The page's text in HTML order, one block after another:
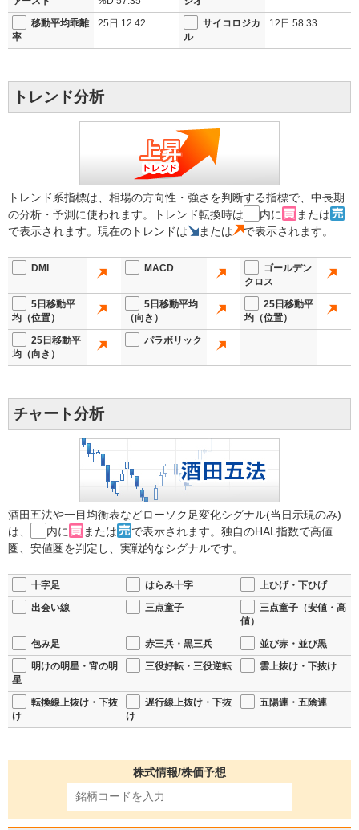
移動平均乖離
率
25日 12.42
サイコロジカ
ル
12日 58.33
トレンド分析
トレンド系指標は、相場の方向性・強さを判断する指標で、中長期
の分析・予測に使われます。トレンド転換時は
内に
または
で表示されます。現在のトレンドは
または で表示されます。
DMI MACD
ゴールデン
クロス
5日移動平
均（位置）
5日移動平均
（向き）
25日移動平
均（位置）
25日移動平
均（向き）
パラボリック
チャート分析
酒田五法や一目均衡表などローソク足変化シグナル(当日示現のみ)
は、
内に または
で表示されます。独自のHAL指数で高値
圏、安値圏を判定し、実戦的なシグナルです。
十字足 はらみ十字
上ひげ・下ひげ
出会い線
三点童子
三点童子（安値・高
値）
包み足
赤三兵・黒三兵
並び赤・並び黒
明けの明星・宵の明
星
三役好転・三役逆転 雲上抜け・下抜け
転換線上抜け・下抜
け
遅行線上抜け・下抜
け
五陽連・五陰連
株式情報/株価予想